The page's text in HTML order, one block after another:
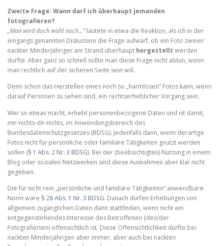
Zweite Frage: Wann darf ich überhaupt jemanden
fotografieren?
„Man wird doch wohl noch…“lautete in etwa die Reaktion, als ich in der
eingangs genannten Diskussion die Frage aufwarf, ob ein Foto zweier
nackter Minderjähriger am Strand überhaupt hergestellt werden
durfte. Aber ganz so schnell sollte man diese Frage nicht abtun, wenn
man rechtlich auf der sicheren Seite sein will.
Denn schon das Herstellen eines noch so „harmlosen“ Fotos kann, wenn
darauf Personen zu sehen sind, ein rechtserheblicher Vorgang sein.
Wer so etwas macht, erhebt personenbezogene Daten und ist damit,
mir-nichts-dir-nichts, im Anwendungsbereich des
Bundesdatenschutzgesetzes (BDSG). Jedenfalls dann, wenn derartige
Fotos nicht für persönliche oder familiäre Tätigkeiten gnutzt werden
sollen (§ 1 Abs. 2 Nr. 3 BDSG). Bei der (beabsichtigten) Nutzung in einem
Blog oder sozialen Netzwerken sind diese Ausnahmen aber klar nicht
gegeben.
Die für nicht rein „persönliche und familiäre Tätigkeiten“ anwendbare
Norm wäre § 28 Abs. 1 Nr. 3 BDSG. Danach dürfen Erhebungen von
allgemein zugänglichen Daten dann stattfinden, wenn nicht ein
entgegenstehendes Interesse des Betroffenen (des/der
Fotografierten) offensichtlich ist. Diese Offensichtlichkeit dürfte bei
nackten Minderjährigen aber immer, aber auch bei nackten